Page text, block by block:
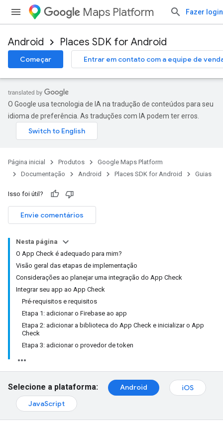
Maps Platform Fazer login
Android Places SDK for Android
Começar Entrar em contato com a equipe de
O Google usa tecnologia de IA na tradução de conteúdos para seu
idioma de preferência. As traduções com IA podem ter erros.
Página inicial Produtos
Google Maps Platform
Documentação
Android Places SDK for Android Guias
Isso foi útil?
Envie comentários
Nesta página
O App Check é adequado para mim?
Visão geral das etapas de implementação
Considerações ao planejar uma integração do App Check
Integrar seu app ao App Check
Pré-requisitos e requisitos
Etapa 1: adicionar o Firebase ao app
Etapa 2: adicionar a biblioteca do App Check e inicializar o App
Check
Etapa 3: adicionar o provedor de token
Selecione a plataforma: Android
iOS
JavaScript